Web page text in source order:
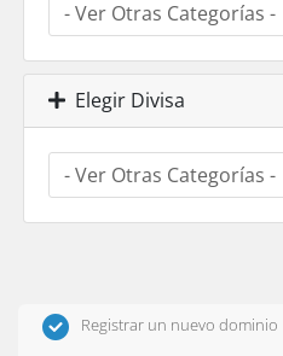
Elegir Divisa
Registrar un nuevo dominio